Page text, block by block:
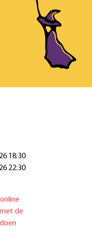
18:30
22:30
de